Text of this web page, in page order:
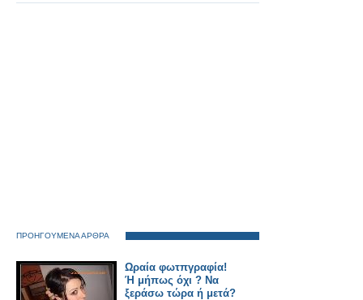
ΠΡΟΗΓΟΥΜΕΝΑ ΑΡΘΡΑ
Ωραία φωτπγραφία!
Ή μήπως όχι ? Να
ξεράσω τώρα ή μετά?